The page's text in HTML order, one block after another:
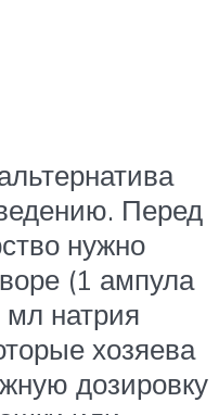
Перед
нужно
(1 ампула
мл натрия
хозяева
дозировку